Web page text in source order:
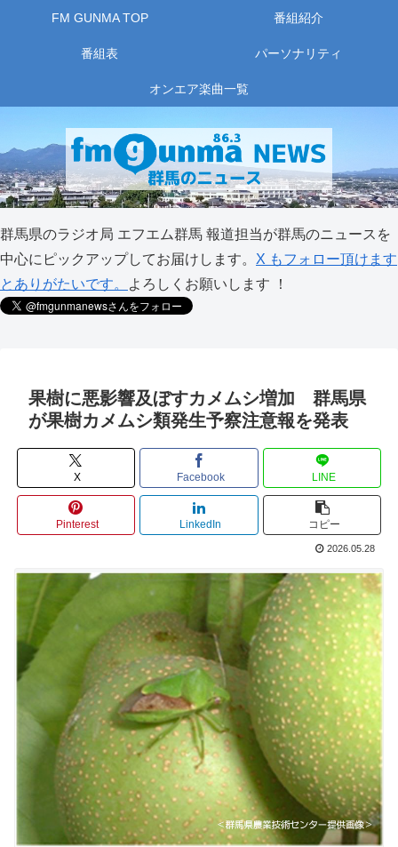
FM GUNMA TOP 番組紹介
番組表 パーソナリティ
オンエア楽曲一覧
群馬県のラジオ局 エフエム群馬 報道担当が群馬のニュースを
中心にピックアップしてお届けします。 X もフォロー頂けます
とありがたいです。
よろしくお願いします ！
果樹に悪影響及ぼすカメムシ増加 群馬県
が果樹カメムシ類発生予察注意報を発表
X Facebook LINE
Pinterest LinkedIn コピー
2026.05.28